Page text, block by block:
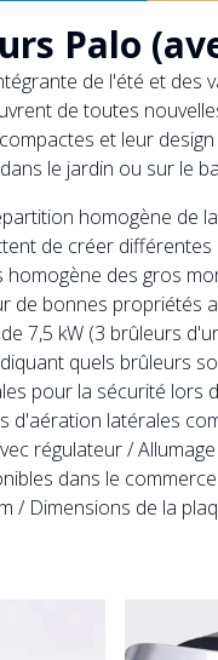
Palo
de l'été et des
de toutes
et leur
le jardin ou sur le
homogène de
de créer
des gros
de bonnes propriétés
7,5 kW (3 brûleurs
quels brûleurs
pour la sécurité lors
d'aération latérales
régulateur /
dans le
/ Dimensions de la